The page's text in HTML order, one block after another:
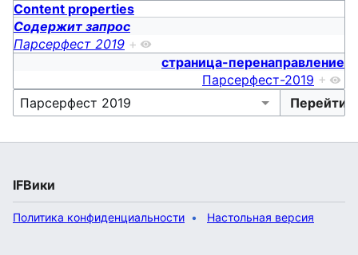
Content properties
Содержит запрос
Парсерфест 2019 +
страница-перенаправление
Парсерфест-2019 +
IFВики
Политика конфиденциальности Настольная версия